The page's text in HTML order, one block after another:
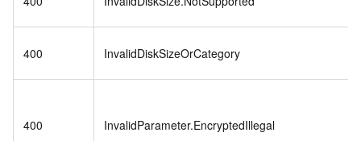
400 InvalidDiskSizeOrCategory
400 InvalidParameter.EncryptedIllegal